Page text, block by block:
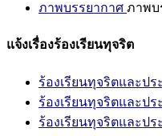
ภาพบรรยากาศ ภาพบ
แจ้งเรื่องร้องเรียนทุจริต
ร้องเรียนทุจริตและป
ร้องเรียนทุจริตและป
ร้องเรียนทุจริตและป